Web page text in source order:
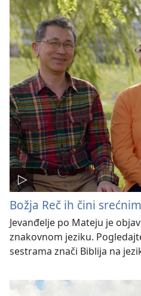
Božja Reč ih čini
Jevanđelje po Mateju je
znakovnom jeziku.
sestrama znači Biblija na